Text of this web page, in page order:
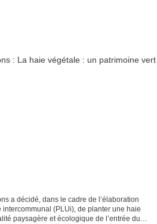
a décidé, dans le cadre de l’élaboration
intercommunal (PLUi), de planter une haie
paysagère et écologique de l’entrée du